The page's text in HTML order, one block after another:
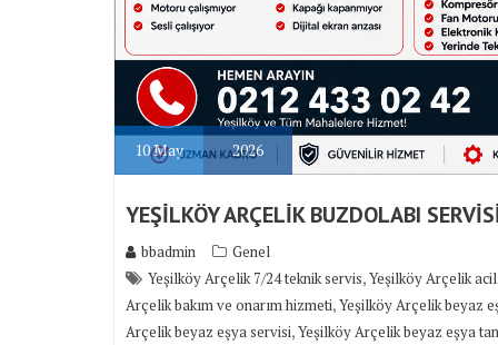
10May 2026
YEŞİLKÖY ARÇELİK BUZDOLABI
bbadmin
Genel
Yeşilköy Arçelik 7/24 teknik servis,Yeşilköy Arçelik
Arçelik bakım ve onarım hizmeti,Yeşilköy Arçelik beyaz
Arçelik beyaz eşya servisi,Yeşilköy Arçelik beyaz eşya